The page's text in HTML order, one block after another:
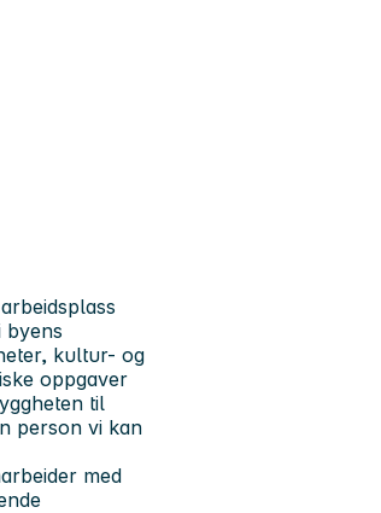
byens
kultur- og
oppgaver
til
person vi kan
med